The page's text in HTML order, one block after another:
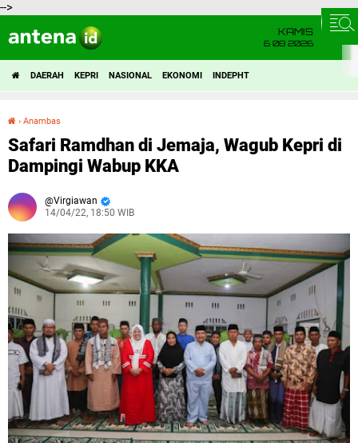
-->
KAMIS
6 08 2026
DAERAH KEPRI NASIONAL EKONOMI INDEPHT
› Anambas
Safari Ramdhan di Jemaja, Wagub Kepri di
Dampingi Wabup KKA
Virgiawan
14/04/22, 18:50 WIB